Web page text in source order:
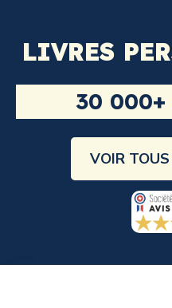
LIVRES
30
VOIR